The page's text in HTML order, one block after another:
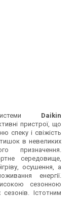
системи Daikin
пристрої, що
спеку і свіжість
в невеликих
призначення.
середовище,
осушення, а
енергії.
сезонною
Істотним